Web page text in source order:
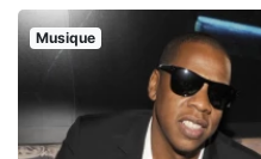
Musique